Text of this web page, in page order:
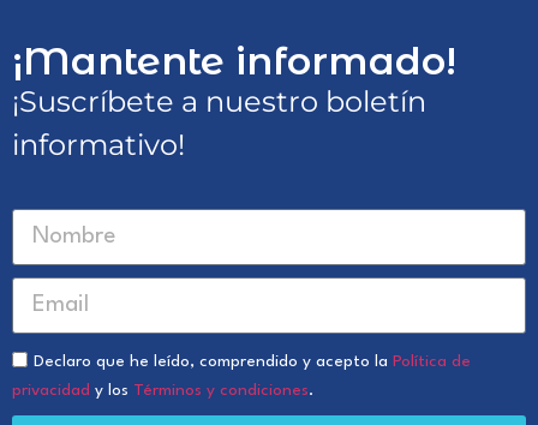
¡Mantente informado!
¡Suscríbete a nuestro boletín
informativo!
Declaro que he leído, comprendido y acepto la Política de
privacidad y los Términos y condiciones.